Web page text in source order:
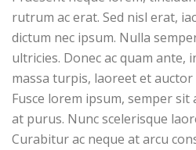
rutrum ac erat. Sed nisl erat,
dictum nec ipsum. Nulla
ultricies. Donec ac quam ante,
massa turpis, laoreet et auctor
Fusce lorem ipsum, semper sit
at purus. Nunc scelerisque
Curabitur ac neque at arcu